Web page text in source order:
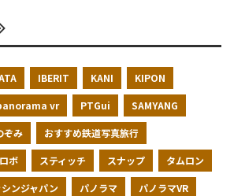
IBERIT KANI KIPON
vr PTGui SAMYANG
ぞみ おすすめ鉄道写真旅行
ボ スティッチ スナップ タムロン
ンジャパン パノラマ パノラマVR